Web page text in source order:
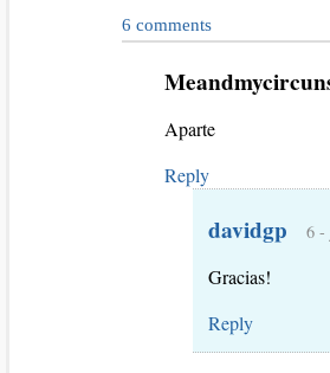
6 comments
Aparte
Reply
davidgp 6 -
Gracias!
Reply